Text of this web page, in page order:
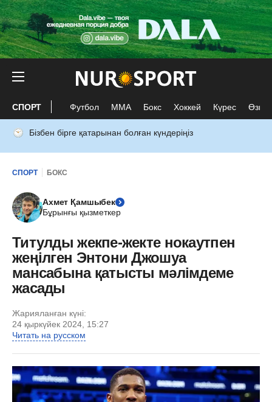
СПОРТ Футбол ММА Бокс Хоккей Күрес Өзге
Бізбен бірге қатарынан болған күндеріңіз
СПОРТ БОКС
Ахмет Қамшыбек
Бұрынғы қызметкер
Титулды жекпе-жекте нокаутпен
жеңілген Энтони Джошуа
мансабына қатысты мәлімдеме
жасады
Жарияланған күні:
24 қыркүйек 2024, 15:27
Читать на русском